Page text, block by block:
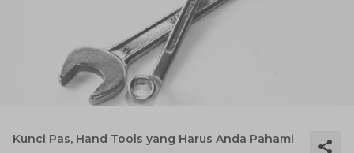
Kunci Pas, Hand Tools yang Harus Anda Pahami